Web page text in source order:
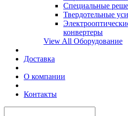
Специальные
Твердотельные
конвертеры
View All Оборудование
Доставка
О компании
Контакты